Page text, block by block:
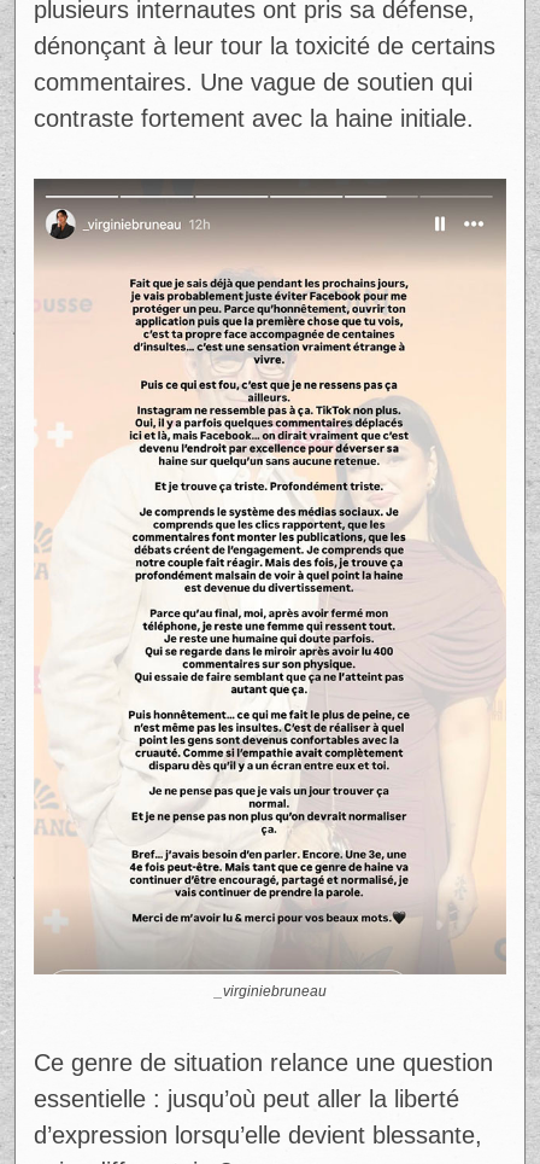
« Lire des choses aussi graves et
complètement fausses, c’est choquant. On
ne se connaît pas, et pourtant certains se
», écrit-elle.
Son message vise aussi à rappeler une
réalité souvent oubliée : derrière chaque
photo, il y a des êtres humains. Des gens
qui lisent, qui ressentent, et qui doivent
composer avec les conséquences de ces
mots.
Ce qui frappe dans sa prise de parole, c’est
le ton. Pas de filtre, pas de détour. Une
fatigue évidente face à ce type de
comportements en ligne. Elle souligne
également l’impact que ces commentaires
peuvent avoir, non seulement sur elle, mais
aussi sur ses proches.
« On peut ne pas aimer, mais il y a une
limite entre opinion et attaque gratuite »
ajoute-t-elle.
Dans les heures suivant sa publication,
plusieurs internautes ont pris sa défense,
dénonçant à leur tour la toxicité de certains
contraste fortement avec la haine initiale.
Ad